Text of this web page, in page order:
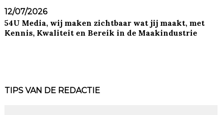
12/07/2026
54U Media, wij maken zichtbaar wat jij maakt, met
Kennis, Kwaliteit en Bereik in de Maakindustrie
TIPS VAN DE REDACTIE